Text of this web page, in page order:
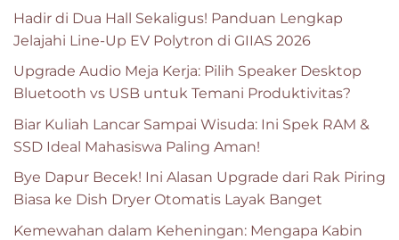
Hadir di Dua Hall Sekaligus! Panduan Lengkap
Jelajahi Line-Up EV Polytron di GIIAS 2026
Upgrade Audio Meja Kerja: Pilih Speaker Desktop
Bluetooth vs USB untuk Temani Produktivitas?
Biar Kuliah Lancar Sampai Wisuda: Ini Spek RAM &
SSD Ideal Mahasiswa Paling Aman!
Bye Dapur Becek! Ini Alasan Upgrade dari Rak Piring
Biasa ke Dish Dryer Otomatis Layak Banget
Kemewahan dalam Keheningan: Mengapa Kabin